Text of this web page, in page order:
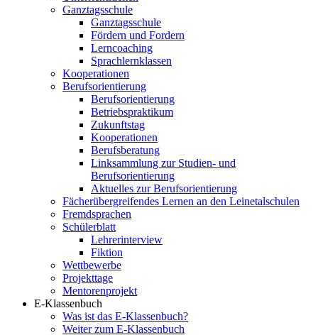
Ganztagsschule
Ganztagsschule
Fördern und Fordern
Lerncoaching
Sprachlernklassen
Kooperationen
Berufsorientierung
Berufsorientierung
Betriebspraktikum
Zukunftstag
Kooperationen
Berufsberatung
Linksammlung zur Studien- und
Berufsorientierung
Aktuelles zur Berufsorientierung
Fächerübergreifendes Lernen an den Leinetalschulen
Fremdsprachen
Schülerblatt
Lehrerinterview
Fiktion
Wettbewerbe
Projekttage
Mentorenprojekt
E-Klassenbuch
Was ist das E-Klassenbuch?
Weiter zum E-Klassenbuch